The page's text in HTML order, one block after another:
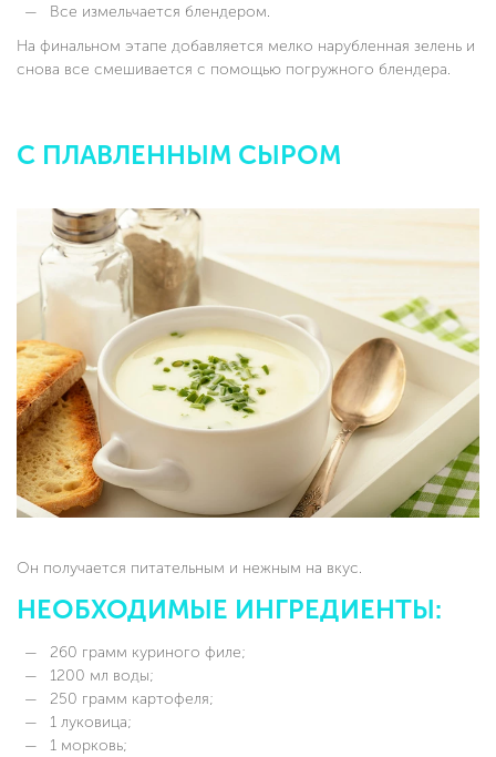
Все измельчается блендером.
На финальном этапе добавляется мелко нарубленная зелень и
снова все смешивается с помощью погружного блендера.
С ПЛАВЛЕННЫМ СЫРОМ
Он получается питательным и нежным на вкус.
НЕОБХОДИМЫЕ ИНГРЕДИЕНТЫ:
260 грамм куриного филе;
1200 мл воды;
250 грамм картофеля;
1 луковица;
1 морковь;